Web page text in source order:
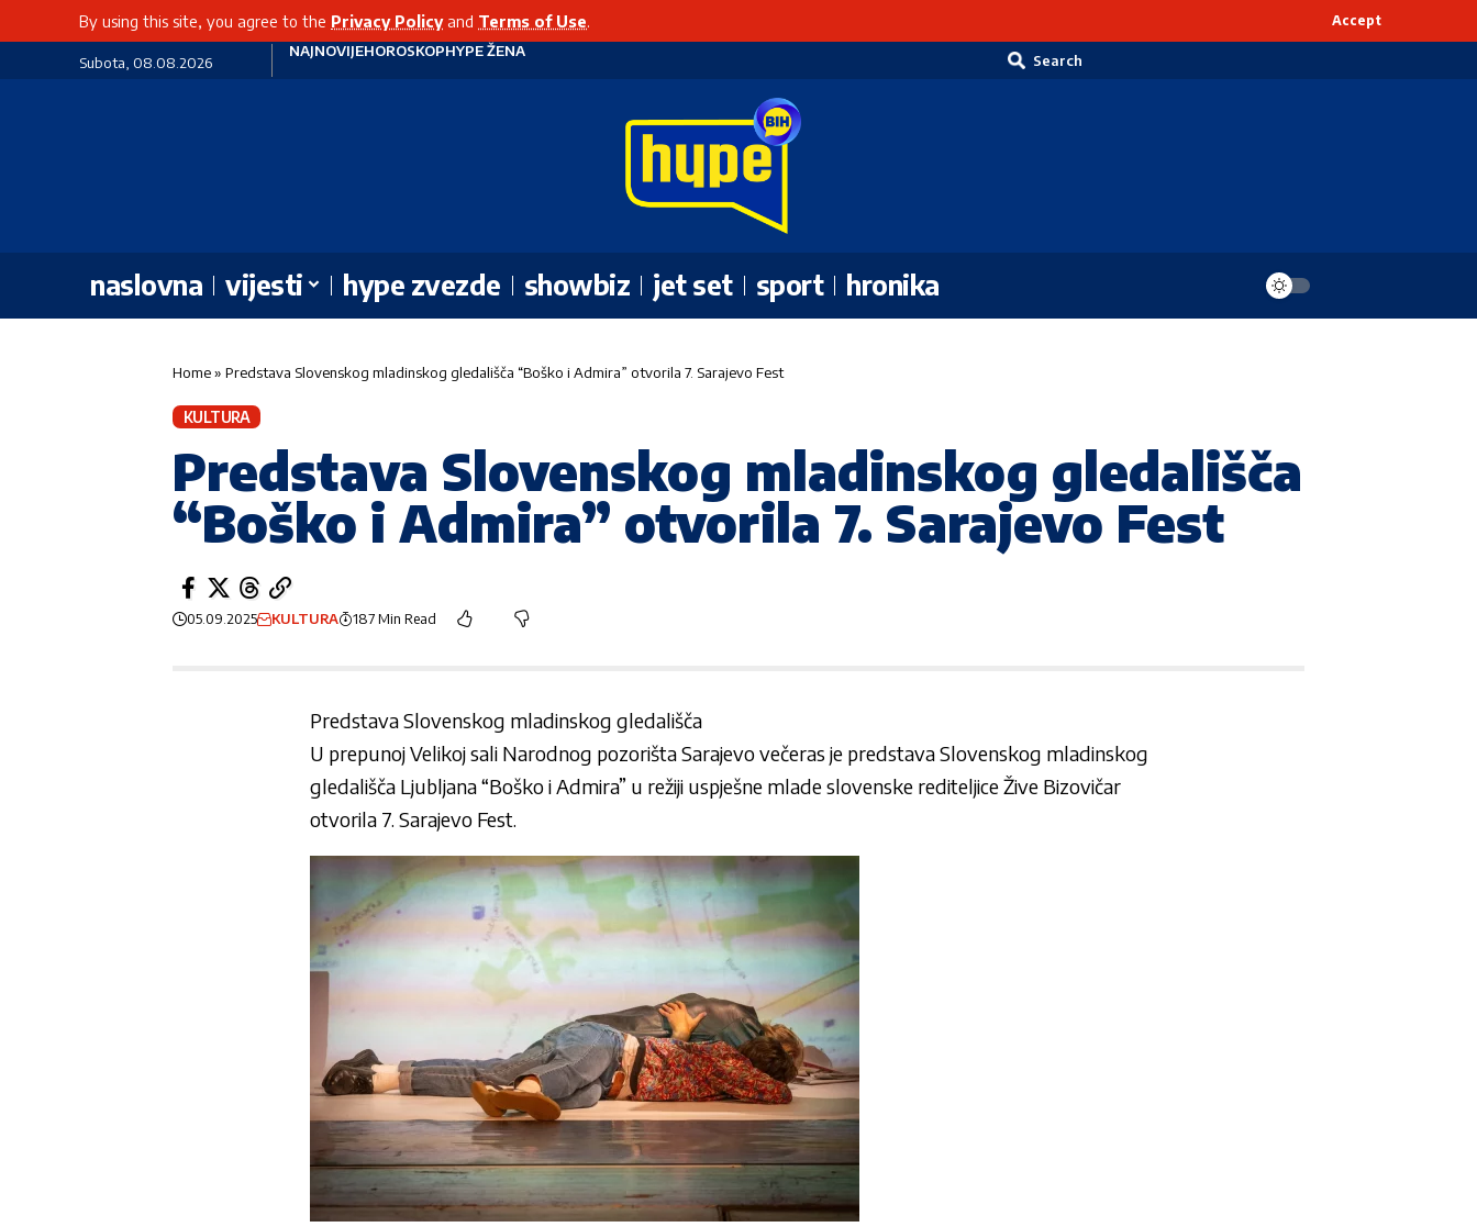
By using this site, you agree to the Privacy Policyand Terms of Use. Accept
Subota, 08.08.2026
NAJNOVIJEHOROSKOPHYPE ŽENA
Search
naslovna vijesti hype zvezde showbiz jet set sport hronika
Home» Predstava Slovenskog mladinskog gledališča “Boško i Admira” otvorila 7. Sarajevo Fest
KULTURA
Predstava Slovenskog mladinskog gledališča
“Boško i Admira” otvorila 7. Sarajevo Fest
05.09.2025 KULTURA 187 Min Read
Predstava Slovenskog mladinskog gledališča
U prepunoj Velikoj sali Narodnog pozorišta Sarajevovečeras je predstava Slovenskog mladinskog
gledališča Ljubljana “Boško i Admira” u režiji uspješne mlade slovenske rediteljice Žive Bizovičar
otvorila 7. Sarajevo Fest.